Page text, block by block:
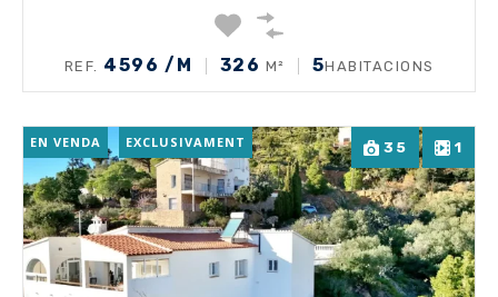
REF. 4596 /M 326 M² 5HABITACIONS
35 1
EN VENDA EXCLUSIVAMENT